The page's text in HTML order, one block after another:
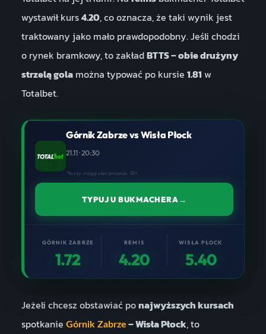
wystawił kurs4.20, co oznacza, że taki wynik jest
traktowany jako mało prawdopodobny. Jeśli chodzi
o rynek bramkowy, to zakładBTTS – obie drużyny
strzelą golamożna typować po kursie 1.81 w
Totalbet.
Górnik Zabrze vs Wisła Płock
21.11 · 20:30
*kursy mogą ulec zmianie. 18+.
TYPUJ U BUKMACHERA→
GÓRNIK ZABRZE
1.72
REMIS
4.20
WISŁA PŁOCK
5.40
Jeżeli chcesz obstawiać ponajwyższych kursach
spotkanie Górnik Zabrze – Wisła Płock, to